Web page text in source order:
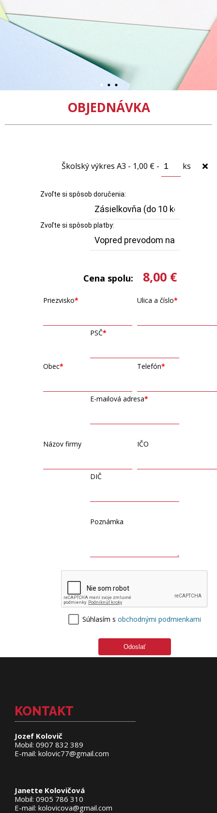
OBJEDNÁVKA
Školský výkres A3 - 1,00 € - ks
Zvoľte si spôsob doručenia:
Zvoľte si spôsob platby:
Cena spolu: 8,00 €
Priezvisko Ulica a číslo
PSČ
Obec Telefón
E-mailová adresa
Názov firmy IČO
DIČ
Poznámka
Súhlasím s obchodnými podmienkami
KONTAKT
Jozef Kolovič
Mobil: 0907 832 389
E-mail: kolovic77@gmail.com
Janette Kolovičová
Mobil: 0905 786 310
E-mail: kolovicova@gmail.com